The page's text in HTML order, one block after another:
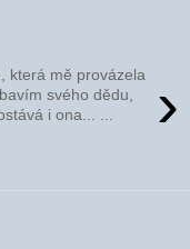
›
která mě provázela
svého dědu,
i ona... ...